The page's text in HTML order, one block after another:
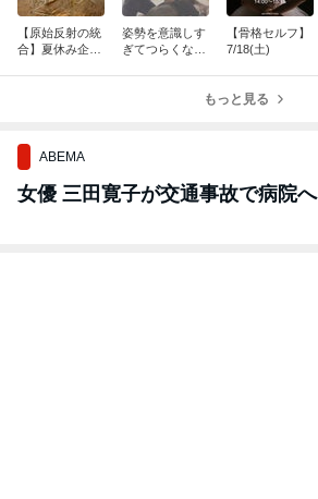
【原始反射の統
合】夏休み企
姿勢を意識しす
ぎてつらくなっ
【骨格セルフ】
7/18(土)
もっと見る
ABEMA
女優 三田寛子が交通事故で病院へ